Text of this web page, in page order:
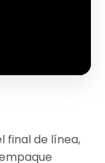
final de línea,